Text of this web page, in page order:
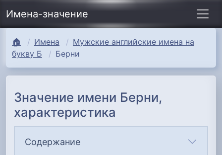
Имена-значение
🏠 Имена
Мужские английские имена на
букву Б
Берни
Значение имени Берни,
характеристика
Содержание